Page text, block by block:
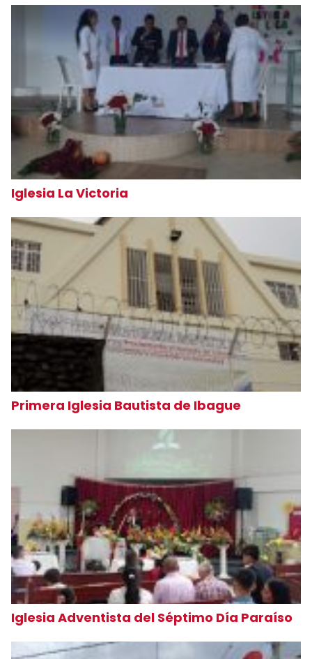
Iglesia La Victoria
Primera Iglesia Bautista de Ibague
Iglesia Adventista del Séptimo Día Paraíso